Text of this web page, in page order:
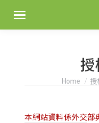
You are
Home 授
本網站資料係外交